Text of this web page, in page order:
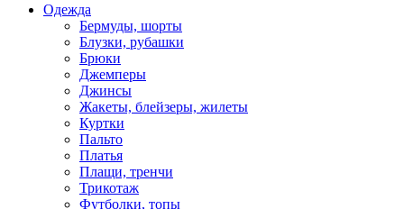
Одежда
Бермуды, шорты
Блузки, рубашки
Брюки
Джемперы
Джинсы
Жакеты, блейзеры, жилеты
Куртки
Пальто
Платья
Плащи, тренчи
Трикотаж
Футболки, топы